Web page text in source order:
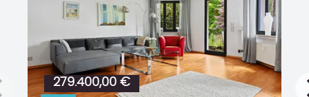
279.400,00 €
Schnellübersicht: